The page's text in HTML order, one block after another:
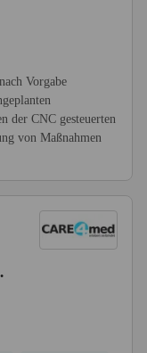
Vorgabe
der CNC gesteuerten
von Maßnahmen